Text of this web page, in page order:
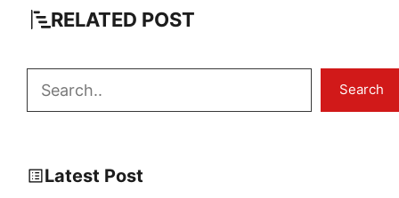
RELATED POST
Search
Search
Latest Post